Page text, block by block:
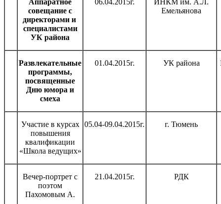
совещание с
директорами и
специалистами
УК района
Емельянова
Развлекательные
программы,
посвященные
Дню юмора и
смеха
01.04.2015г. УК района
Участие в курсах
повышения
квалификации
«Школа ведущих»
05.04-09.04.2015г. г. Тюмень
Вечер-портрет с
поэтом
Пахомовым А.
21.04.2015г. РДК